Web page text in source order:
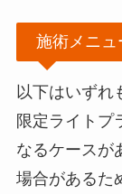
施術メニュ
以下はいずれ
限定ライトプ
なるケースが
場合があるた